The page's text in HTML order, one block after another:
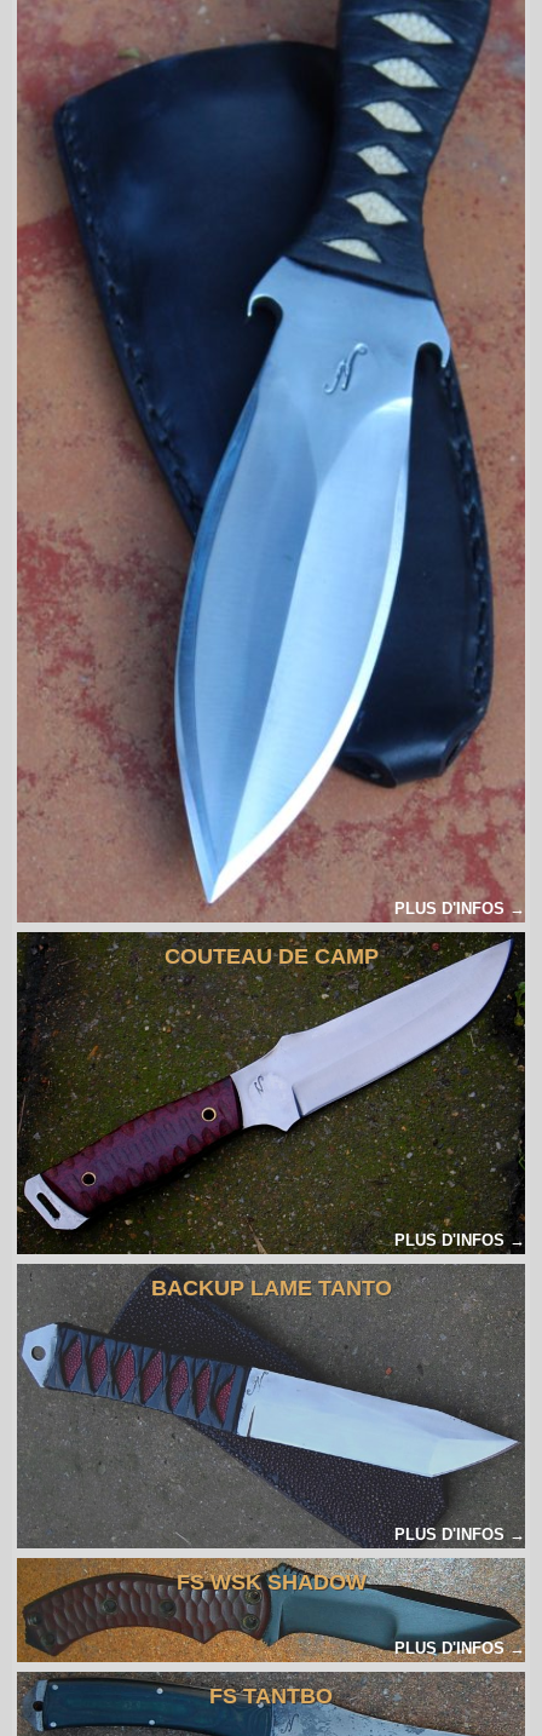
PLUS D'INFOS →
COUTEAU DE CAMP
PLUS D'INFOS →
BACKUP LAME TANTO
PLUS D'INFOS →
FS WSK SHADOW
PLUS D'INFOS →
FS TANTBO